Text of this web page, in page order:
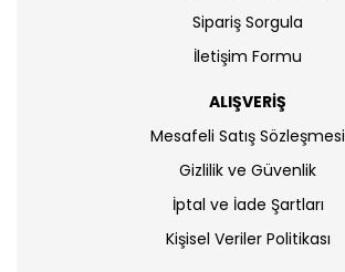
Sipariş Sorgula
İletişim Formu
ALIŞVERİŞ
Mesafeli Satış Sözleşmesi
Gizlilik ve Güvenlik
İptal ve İade Şartları
Kişisel Veriler Politikası